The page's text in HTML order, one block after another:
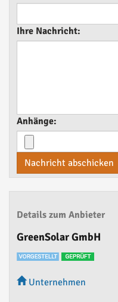
Ihre Nachricht:
Anhänge:
Nachricht abschicken
Details zum Anbieter
GreenSolar GmbH
Unternehmen